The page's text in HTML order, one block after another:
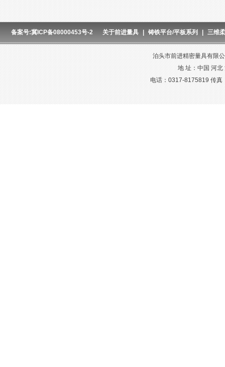
备案号:冀ICP备08000453号-2 关于前进量具 铸铁平台/平板系列 三维
泊头市前进精密量具有限
地 址：中国 河
电话：0317-8175819 传